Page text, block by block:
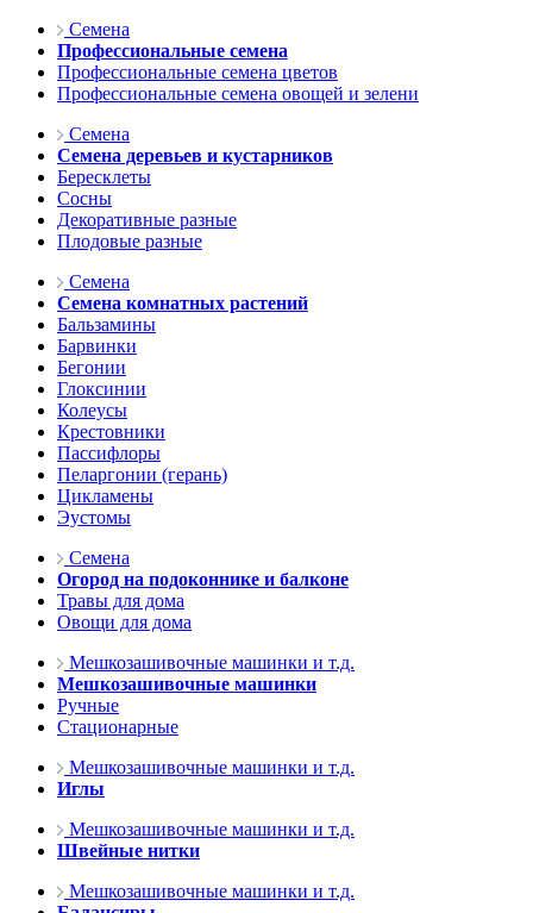
Семена
Профессиональные семена
Профессиональные семена цветов
Профессиональные семена овощей и зелени
Семена
Семена деревьев и кустарников
Бересклеты
Сосны
Декоративные разные
Плодовые разные
Семена
Семена комнатных растений
Бальзамины
Барвинки
Бегонии
Глоксинии
Колеусы
Крестовники
Пассифлоры
Пеларгонии (герань)
Цикламены
Эустомы
Семена
Огород на подоконнике и балконе
Травы для дома
Овощи для дома
Мешкозашивочные машинки и т.д.
Мешкозашивочные машинки
Ручные
Стационарные
Мешкозашивочные машинки и т.д.
Иглы
Мешкозашивочные машинки и т.д.
Швейные нитки
Мешкозашивочные машинки и т.д.